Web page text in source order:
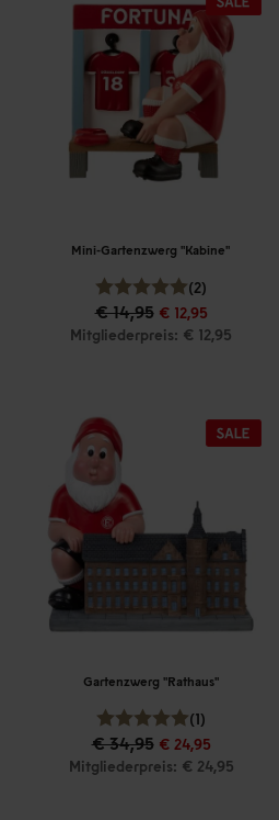
Mini-Gartenzwerg "Kabine"
(2)
€ 14,95 € 12,95
Mitgliederpreis: € 12,95
Gartenzwerg "Rathaus"
(1)
€ 34,95 € 24,95
Mitgliederpreis: € 24,95